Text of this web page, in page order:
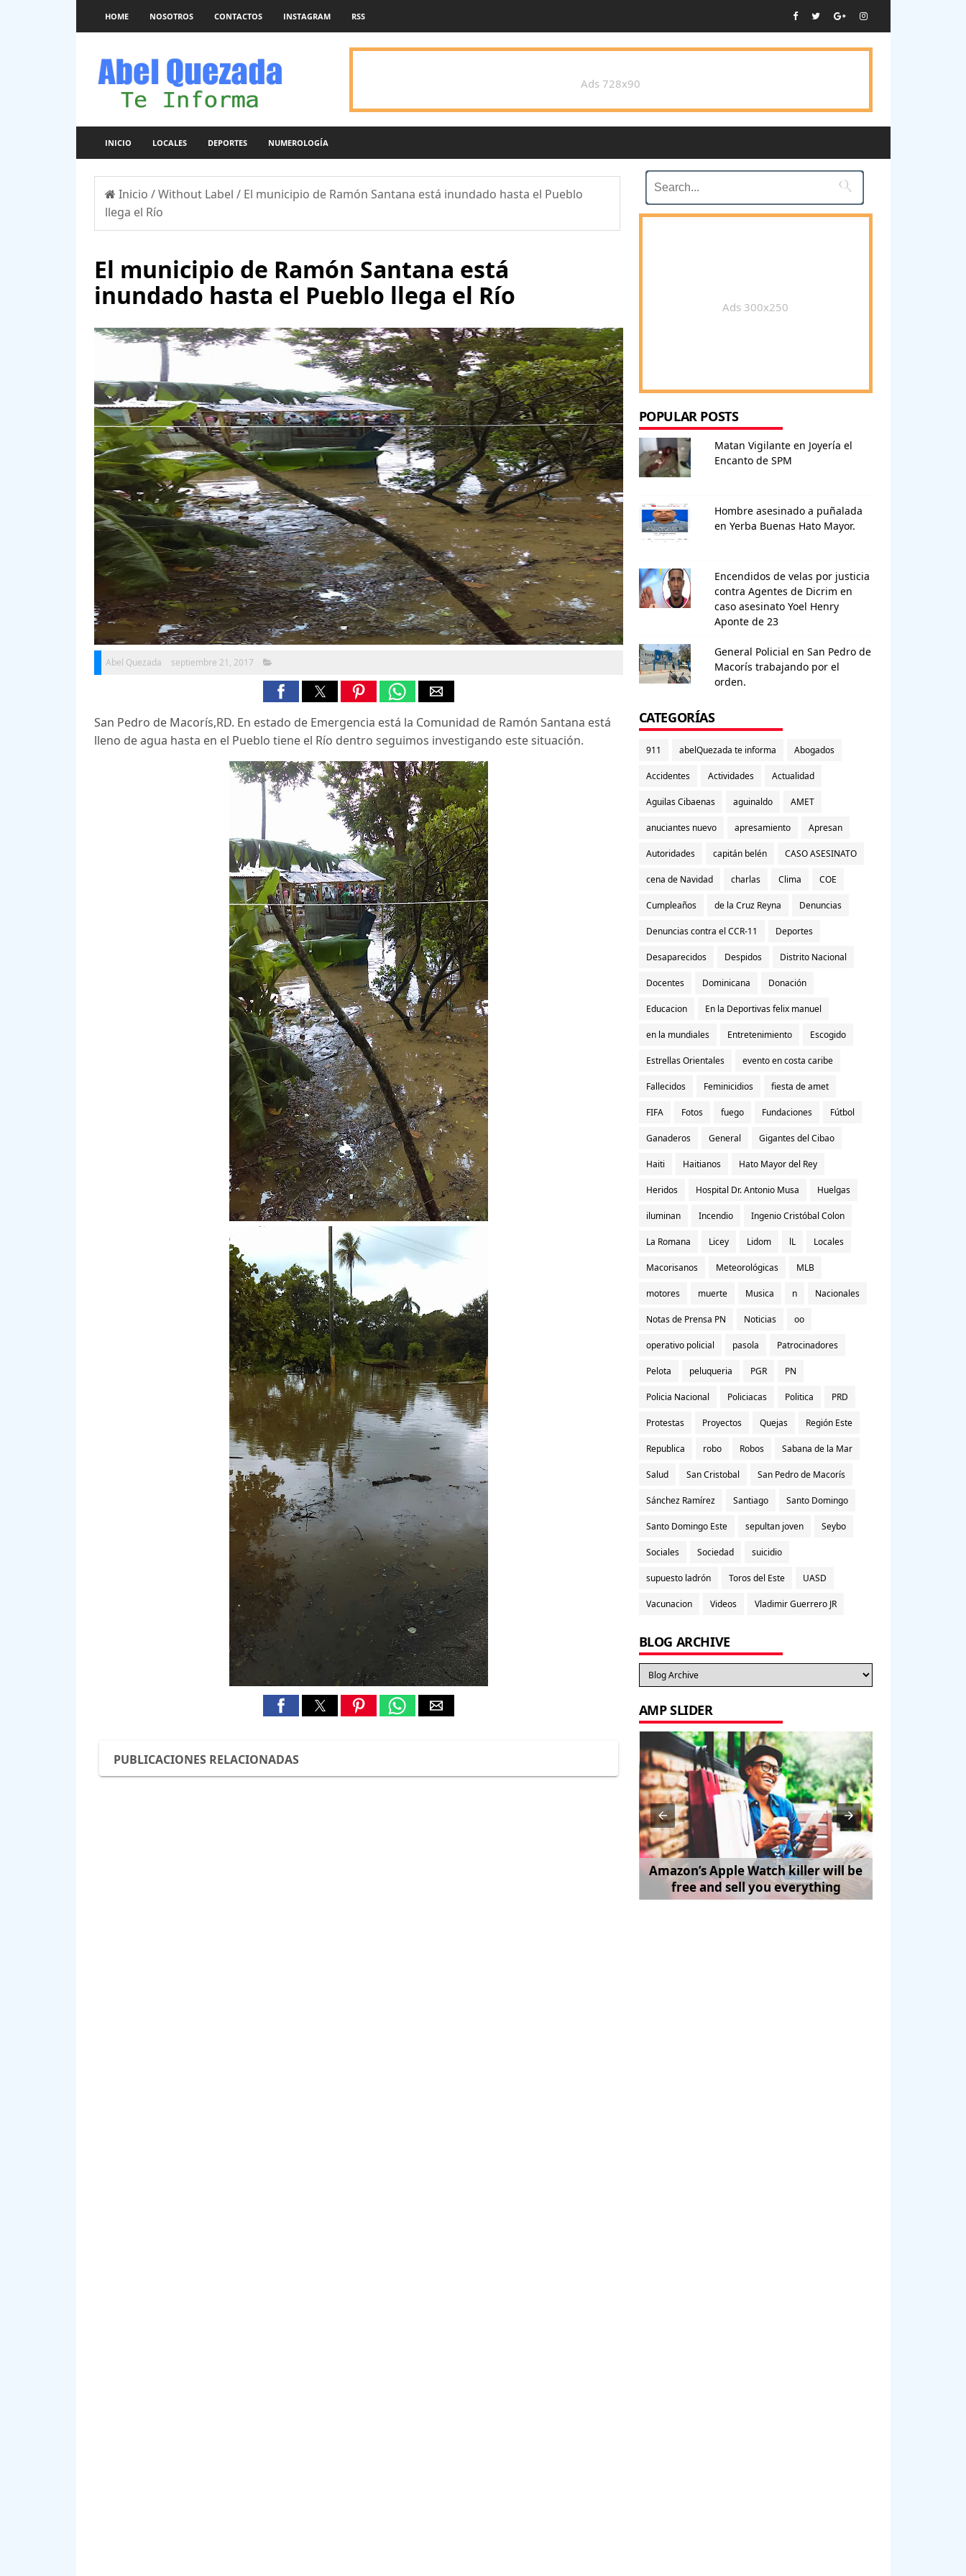
HOME NOSOTROS CONTACTOS INSTAGRAM RSS
Ads 728x90
INICIO LOCALES DEPORTES NUMEROLOGÍA
Inicio /Without Label / El municipio de Ramón Santana está inundado hasta el Pueblo
llega el Río
El municipio de Ramón Santana está
inundado hasta el Pueblo llega el Río
Abel Quezada septiembre 21, 2017
San Pedro de Macorís,RD. En estado de Emergencia está la Comunidad de Ramón Santana está
lleno de agua hasta en el Pueblo tiene el Río dentro seguimos investigando este situación.
PUBLICACIONES RELACIONADAS

Ads 300x250
POPULAR POSTS
Matan Vigilante en Joyería el
Encanto de SPM
Hombre asesinado a puñalada
en Yerba Buenas Hato Mayor.
Encendidos de velas por justicia
contra Agentes de Dicrim en
caso asesinato Yoel Henry
Aponte de 23
General Policial en San Pedro de
Macorís trabajando por el
orden.
CATEGORÍAS
911 abelQuezada te informa Abogados
Accidentes Actividades Actualidad
Aguilas Cibaenas aguinaldo AMET
anuciantes nuevo apresamiento Apresan
Autoridades capitán belén CASO ASESINATO
cena de Navidad charlas Clima COE
Cumpleaños de la Cruz Reyna Denuncias
Denuncias contra el CCR-11 Deportes
Desaparecidos Despidos Distrito Nacional
Docentes Dominicana Donación
Educacion En la Deportivas felix manuel
en la mundiales Entretenimiento Escogido
Estrellas Orientales evento en costa caribe
Fallecidos Feminicidios fiesta de amet
FIFA Fotos fuego Fundaciones Fútbol
Ganaderos General Gigantes del Cibao
Haiti Haitianos Hato Mayor del Rey
Heridos Hospital Dr. Antonio Musa Huelgas
iluminan Incendio Ingenio Cristóbal Colon
La Romana Licey Lidom lL Locales
Macorisanos Meteorológicas MLB
motores muerte Musica n Nacionales
Notas de Prensa PN Noticias oo
operativo policial pasola Patrocinadores
Pelota peluqueria PGR PN
Policia Nacional Policiacas Politica PRD
Protestas Proyectos Quejas Región Este
Republica robo Robos Sabana de la Mar
Salud San Cristobal San Pedro de Macorís
Sánchez Ramírez Santiago Santo Domingo
Santo Domingo Este sepultan joven Seybo
Sociales Sociedad suicidio
supuesto ladrón Toros del Este UASD
Vacunacion Videos Vladimir Guerrero JR
BLOG ARCHIVE
AMP SLIDER
Amazon’s Apple Watch killer will be
free and sell you everything